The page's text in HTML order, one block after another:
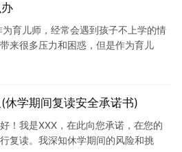
育儿师，经常会遇到孩子不上学的情
来很多压力和困惑，但是作为育儿
休学期间复读安全承诺书)
！我是XXX，在此向您承诺，在您的
复读。我深知休学期间的风险和挑